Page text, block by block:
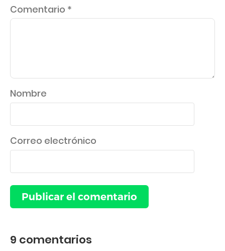
Comentario *
Nombre
Correo electrónico
9 comentarios